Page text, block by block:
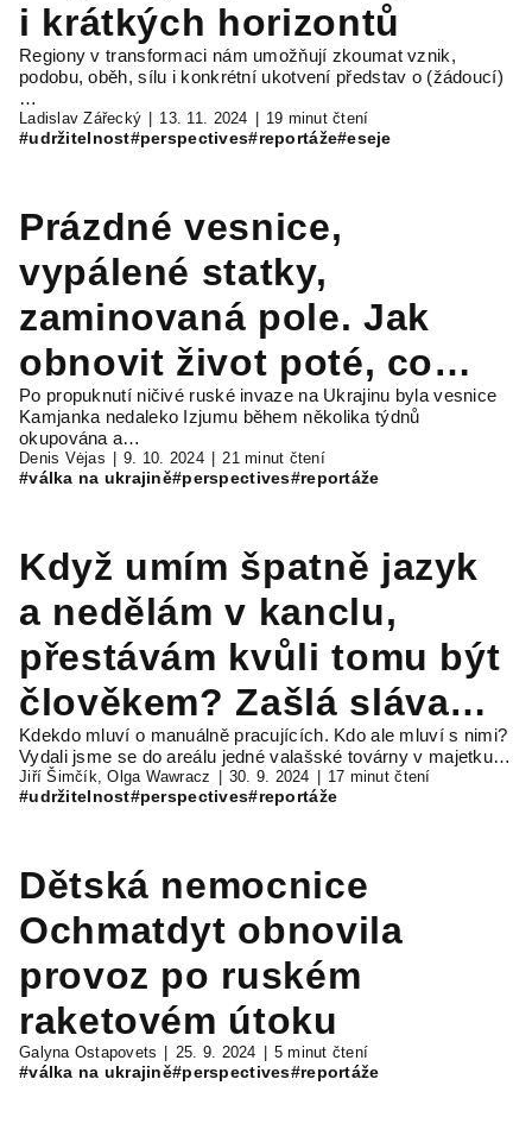
i krátkých horizontů
Regiony v transformaci nám umožňují zkoumat vznik,
podobu, oběh, sílu i konkrétní ukotvení představ o (žádoucí)
…
Ladislav Zářecký 13. 11. 2024 19 minut čtení
#udržitelnost#perspectives#reportáže#eseje
Prázdné vesnice,
vypálené statky,
zaminovaná pole. Jak
obnovit život poté, co
fronta ustoupí?
Po propuknutí ničivé ruské invaze na Ukrajinu byla vesnice
Kamjanka nedaleko Izjumu během několika týdnů
okupována a…
Denis Vėjas 9. 10. 2024 21 minut čtení
#válka na ukrajině#perspectives#reportáže
Když umím špatně jazyk
a nedělám v kanclu,
přestávám kvůli tomu být
člověkem? Zašlá sláva
průmyslu na české
periferii
Kdekdo mluví o manuálně pracujících. Kdo ale mluví s nimi?
Vydali jsme se do areálu jedné valašské továrny v majetku…
Jiří Šimčík, Olga Wawracz 30. 9. 2024 17 minut čtení
#udržitelnost#perspectives#reportáže
Dětská nemocnice
Ochmatdyt obnovila
provoz po ruském
raketovém útoku
Galyna Ostapovets 25. 9. 2024 5 minut čtení
#válka na ukrajině#perspectives#reportáže